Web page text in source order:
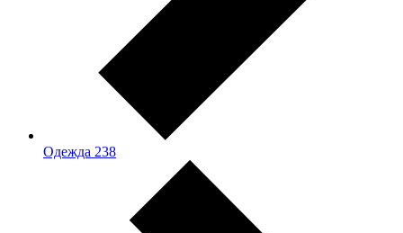
Одежда 238